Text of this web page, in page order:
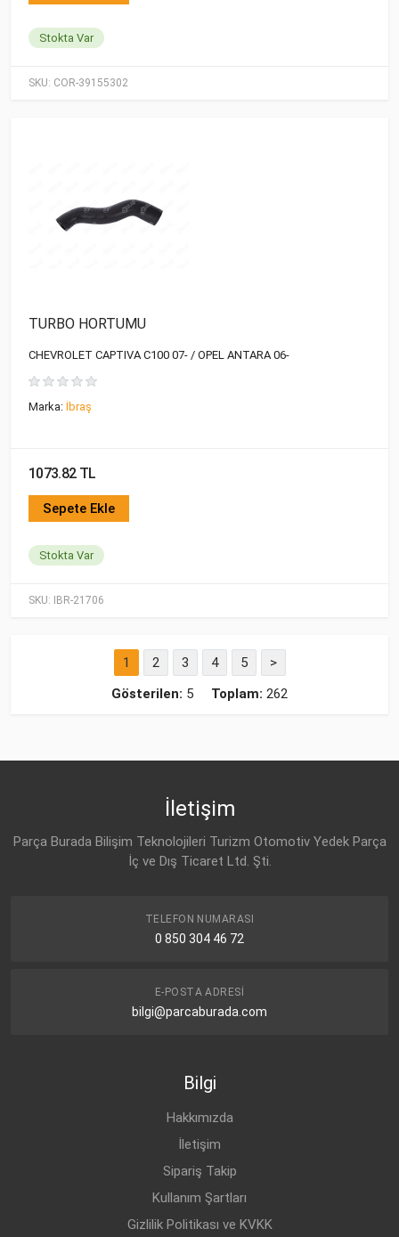
SKU: COR-39155302
Stokta Var
SKU: IBR-21706
TURBO HORTUMU
CHEVROLET CAPTIVA C100 07- / OPEL ANTARA 06-
Marka: İbraş
1073.82 TL
Sepete Ekle
Stokta Var
1 2 3 4 5
>
Gösterilen: 5 Toplam: 262
İletişim
Parça Burada Bilişim Teknolojileri Turizm Otomotiv Yedek Parça
İç ve Dış Ticaret Ltd. Şti.
TELEFON NUMARASI
0 850 304 46 72
E-POSTA ADRESI
bilgi@parcaburada.com
Bilgi
Hakkımızda
İletişim
Sipariş Takip
Kullanım Şartları
Gizlilik Politikası ve KVKK